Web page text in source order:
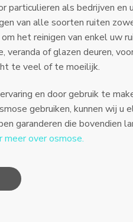
particulieren als bedrijven en
van alle soorten ruiten
het reinigen van enkel uw
veranda of glazen deuren,
te veel of te moeilijk.
en door gebruik te
gebruiken, kunnen wij u
garanderen die bovendien
meer over osmose.